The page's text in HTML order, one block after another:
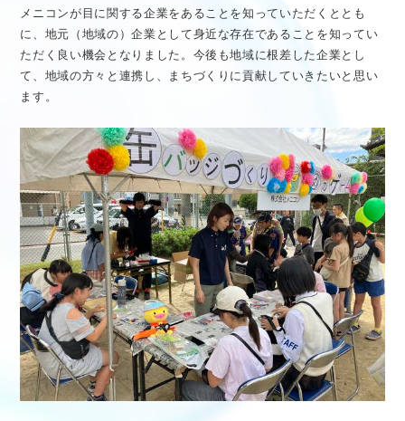
メニコンが目に関する企業をあることを知っていただくととも
に、地元（地域の）企業として身近な存在であることを知ってい
ただく良い機会となりました。今後も地域に根差した企業とし
て、地域の方々と連携し、まちづくりに貢献していきたいと思い
ます。